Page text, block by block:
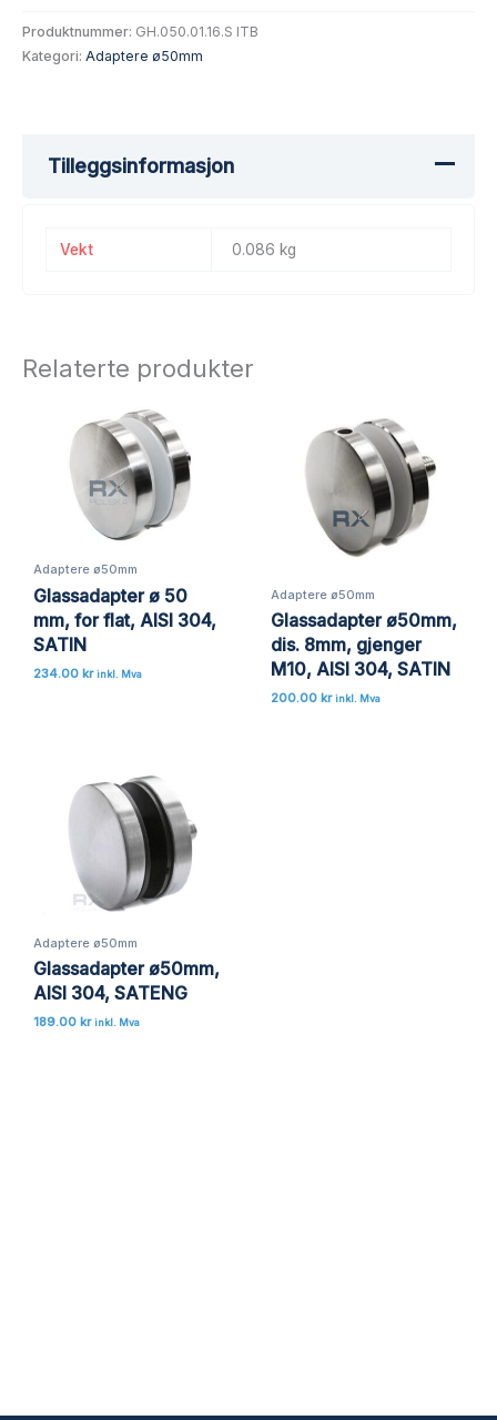
Produktnummer: GH.050.01.16.S ITB
Kategori: Adaptere ø50mm
Tilleggsinformasjon
Vekt 0.086 kg
Relaterte produkter
Adaptere ø50mm
Glassadapter ø 50
mm, for flat, AISI 304,
SATIN
234.00 kr inkl. Mva
Adaptere ø50mm
Glassadapter ø50mm,
dis. 8mm, gjenger
M10, AISI 304, SATIN
200.00 kr inkl. Mva
Adaptere ø50mm
Glassadapter ø50mm,
AISI 304, SATENG
189.00 kr inkl. Mva